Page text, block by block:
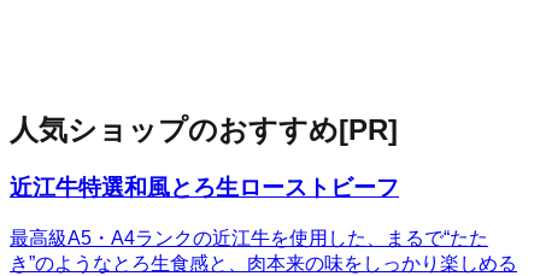
人気ショップのおすすめ[PR]
近江牛特選和風とろ生ローストビーフ
最高級A5・A4ランクの近江牛を使用した、まるで“たた
き”のようなとろ生食感と、肉本来の味をしっかり楽しめる